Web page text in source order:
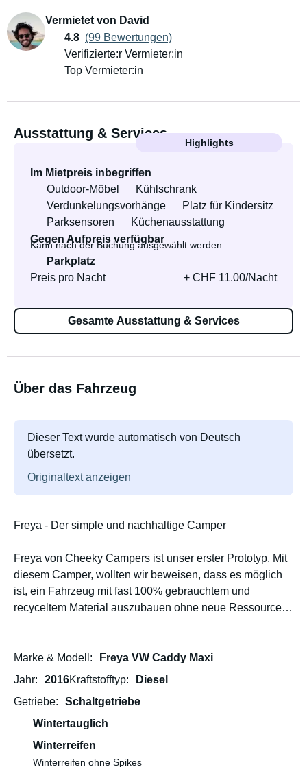
Vermietet von David
4.8 (99 Bewertungen)
Verifizierte:r Vermieter:in
Top Vermieter:in
Ausstattung & Services
Highlights
Im Mietpreis inbegriffen
Outdoor-Möbel
Kühlschrank
Verdunkelungsvorhänge
Platz für Kindersitz
Parksensoren
Küchenausstattung
Gegen Aufpreis verfügbar
Kann nach der Buchung ausgewählt werden
Parkplatz
Preis pro Nacht
+ CHF 11.00/Nacht
Gesamte Ausstattung & Services
Über das Fahrzeug
Dieser Text wurde automatisch von Deutsch
übersetzt.
Originaltext anzeigen
Freya - Der simple und nachhaltige Camper
Freya von Cheeky Campers ist unser erster Prototyp. Mit
diesem Camper, wollten wir beweisen, dass es möglich
ist, ein Fahrzeug mit fast 100% gebrauchtem und
recyceltem Material auszubauen ohne neue Ressourcen
mit dem man viel Spass haben kann.
ein Pärchen, dass ein Abenteuer erleben will. Neben
einem fairen Preis, fühlt man sich in Freya sofort wohl
dank den Echtholz Elementen und der Filzverkleidung.
Marke & Modell
Freya VW Caddy Maxi
Jahr
2016Kraftstofftyp
Diesel
Getriebe
Schaltgetriebe
Wintertauglich
Winterreifen
Winterreifen ohne Spikes